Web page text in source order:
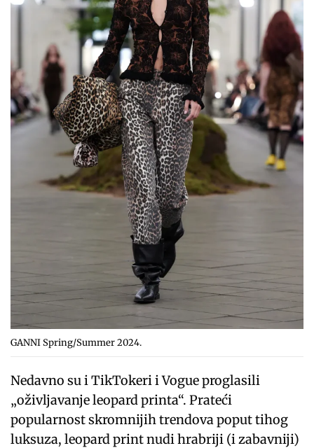
GANNI Spring/Summer 2024.
Nedavno su i TikTokeri i Vogue proglasili
„oživljavanje leopard printa“. Prateći
popularnost skromnijih trendova poput tihog
luksuza, leopard print nudi hrabriji (i zabavniji)